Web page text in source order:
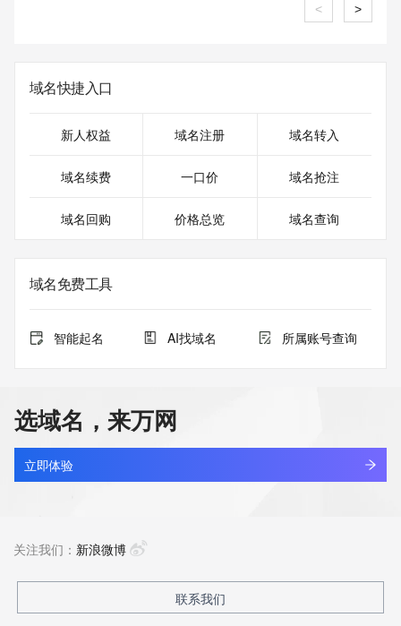
< >
域名快捷入口
新人权益 域名注册 域名转入
域名续费 一口价 域名抢注
域名回购 价格总览 域名查询
域名免费工具
智能起名 AI找域名 所属账号查询
选域名，来万网
立即体验
关注我们： 新浪微博
联系我们